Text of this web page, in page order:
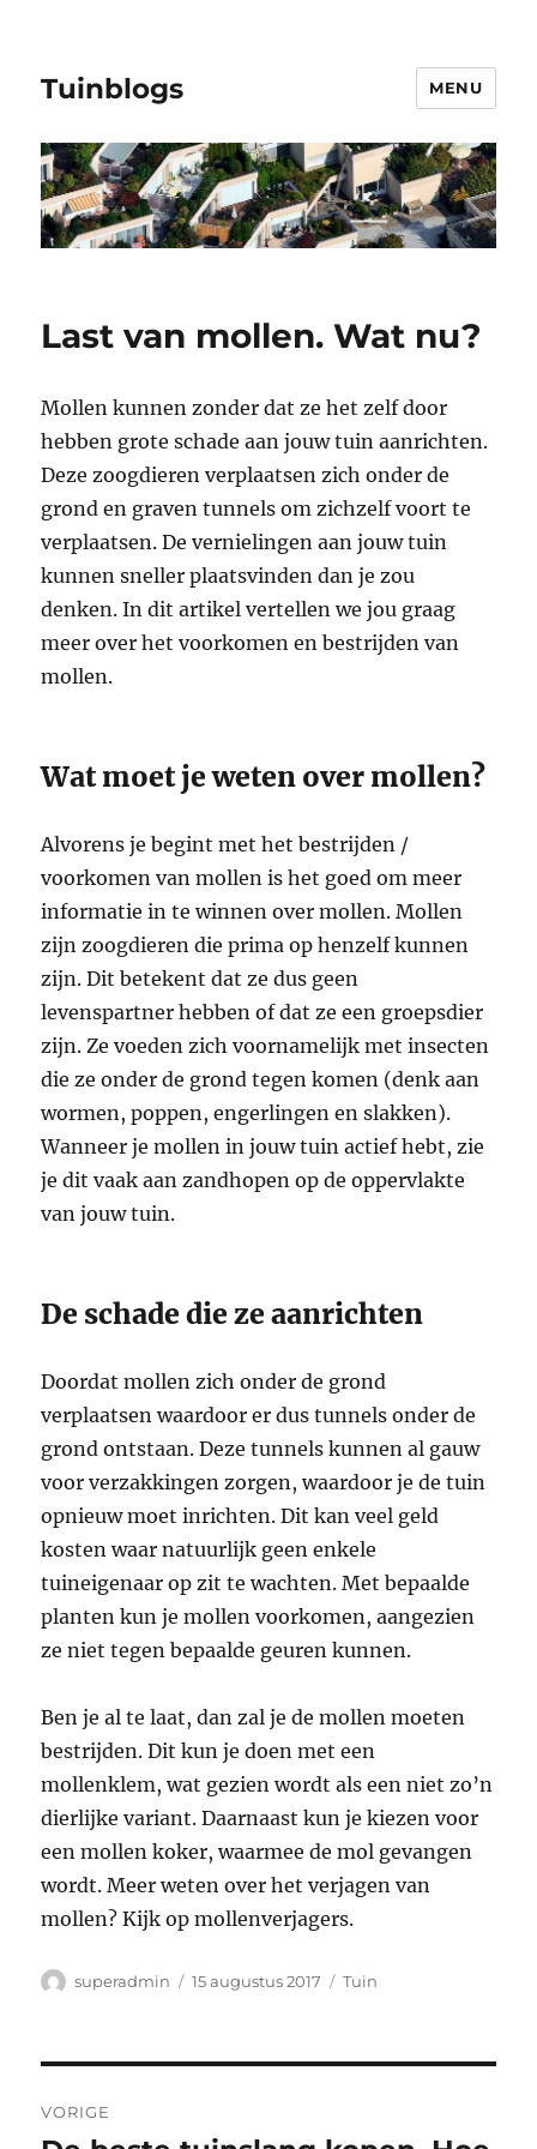
Tuinblogs MENU
Last van mollen. Wat nu?
Mollen kunnen zonder dat ze het zelf door
hebben grote schade aan jouw tuin aanrichten.
Deze zoogdieren verplaatsen zich onder de
grond en graven tunnels om zichzelf voort te
verplaatsen. De vernielingen aan jouw tuin
kunnen sneller plaatsvinden dan je zou
denken. In dit artikel vertellen we jou graag
meer over het voorkomen en bestrijden van
mollen.
Wat moet je weten over mollen?
Alvorens je begint met het bestrijden /
voorkomen van mollen is het goed om meer
informatie in te winnen over mollen. Mollen
zijn zoogdieren die prima op henzelf kunnen
zijn. Dit betekent dat ze dus geen
levenspartner hebben of dat ze een groepsdier
zijn. Ze voeden zich voornamelijk met insecten
die ze onder de grond tegen komen (denk aan
wormen, poppen, engerlingen en slakken).
Wanneer je mollen in jouw tuin actief hebt, zie
je dit vaak aan zandhopen op de oppervlakte
van jouw tuin.
De schade die ze aanrichten
Doordat mollen zich onder de grond
verplaatsen waardoor er dus tunnels onder de
grond ontstaan. Deze tunnels kunnen al gauw
voor verzakkingen zorgen, waardoor je de tuin
opnieuw moet inrichten. Dit kan veel geld
kosten waar natuurlijk geen enkele
tuineigenaar op zit te wachten. Met bepaalde
planten kun je mollen voorkomen, aangezien
ze niet tegen bepaalde geuren kunnen.
Ben je al te laat, dan zal je de mollen moeten
bestrijden. Dit kun je doen met een
mollenklem, wat gezien wordt als een niet zo’n
dierlijke variant. Daarnaast kun je kiezen voor
een mollen koker, waarmee de mol gevangen
wordt. Meer weten over het verjagen van
mollen? Kijk op mollenverjagers.
Auteur
superadmin
Geplaatst
15 augustus 2017 Categorieën
Tuin
navigatie
VORIGE